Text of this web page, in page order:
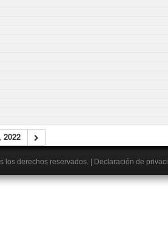
2022
los derechos reservados. Declaración de